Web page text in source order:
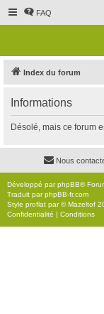
FAQ
Index du forum
Informations
Désolé, mais ce forum
Nous
Développé parphpBB®
Traduit parphpBB-fr.com
Style proflat par ©Mazeltof
Confidentialité | Conditions